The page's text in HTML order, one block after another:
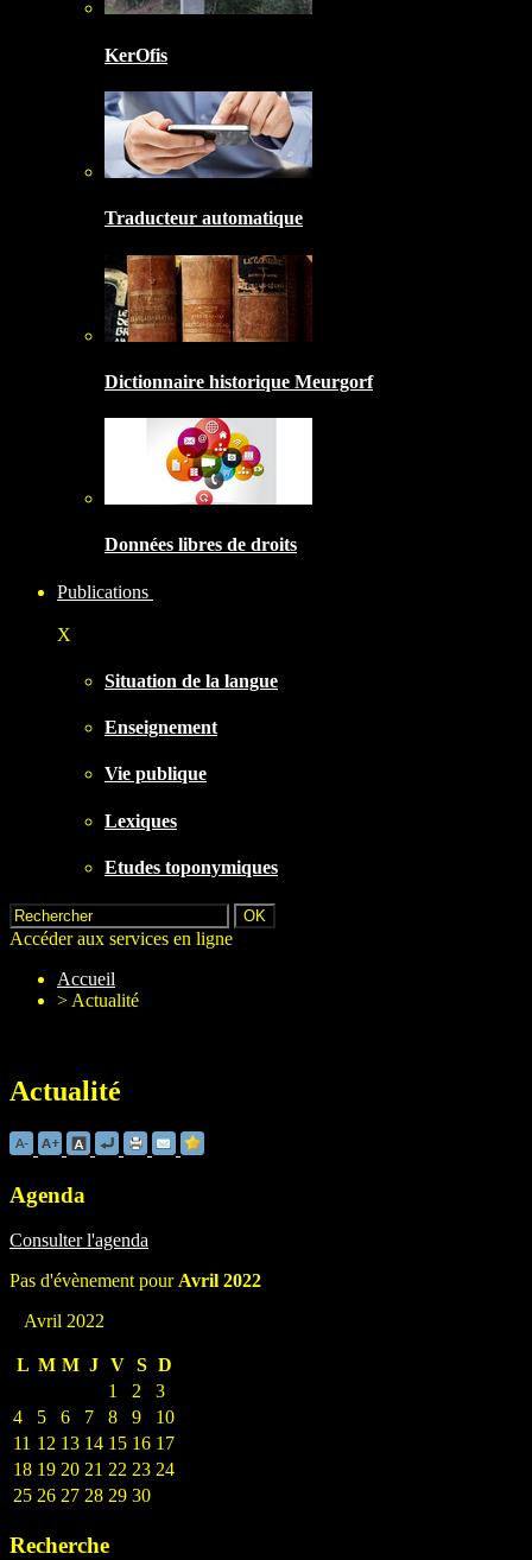
KerOfis
Traducteur automatique
Dictionnaire historique Meurgorf
Données libres de droits
Publications
X
Situation de la langue
Enseignement
Vie publique
Lexiques
Etudes toponymiques
Accéder aux services en ligne
Accueil
> Actualité
Actualité
Agenda
Consulter l'agenda
Pas d'évènement pourAvril 2022
Avril 2022
L M M J V S D
1
2
3
4
5 6 7 8 9
10
11 12 13 14 15 16 17
18 19 20 21 22 23 24
25 26 27 28 29 30
Recherche